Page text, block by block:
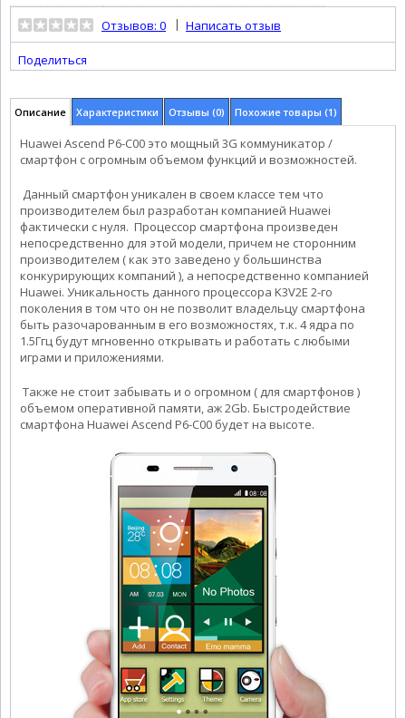
Отзывов: 0 | Написать отзыв
Поделиться
Описание Характеристики Отзывы (0) Похожие товары (1)
Huawei Ascend P6-C00 это мощный 3G коммуникатор /
смартфон с огромным объемом функций и возможностей.
Данный смартфон уникален в своем классе тем что
производителем был разработан компанией Huawei
фактически с нуля. Процессор смартфона произведен
непосредственно для этой модели, причем не сторонним
производителем ( как это заведено у большинства
конкурирующих компаний ), а непосредственно компанией
Huawei. Уникальность данного процессора K3V2E 2-го
поколения в том что он не позволит владельцу смартфона
быть разочарованным в его возможностях, т.к. 4 ядра по
1.5Ггц будут мгновенно открывать и работать с любыми
играми и приложениями.
Также не стоит забывать и о огромном ( для смартфонов )
объемом оперативной памяти, аж 2Gb. Быстродействие
смартфона Huawei Ascend P6-C00 будет на высоте.